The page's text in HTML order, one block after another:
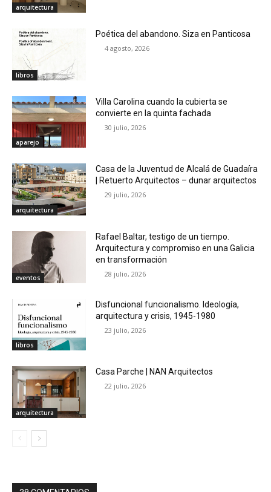
arquitectura
libros
Poética del abandono. Siza en Panticosa
4 agosto, 2026
aparejo
Villa Carolina cuando la cubierta se
convierte en la quinta fachada
30 julio, 2026
arquitectura
Casa de la Juventud de Alcalá de Guadaíra
| Retuerto Arquitectos – dunar arquitectos
29 julio, 2026
eventos
Rafael Baltar, testigo de un tiempo.
Arquitectura y compromiso en una Galicia
en transformación
28 julio, 2026
libros
Disfuncional funcionalismo. Ideología,
arquitectura y crisis, 1945-1980
23 julio, 2026
arquitectura
Casa Parche | NAN Arquitectos
22 julio, 2026